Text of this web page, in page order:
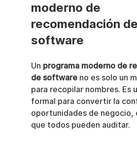
moderno de
recomendación de
software
Un programa moderno de
de software no es solo un
para recopilar nombres. Es
formal para convertir la
oportunidades de negocio,
que todos pueden auditar.